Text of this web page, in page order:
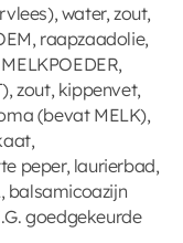
water, zout,
raapzaadolie,
zout, kippenvet,
(bevat MELK),
peper, laurierbad,
balsamicoazijn
goedgekeurde